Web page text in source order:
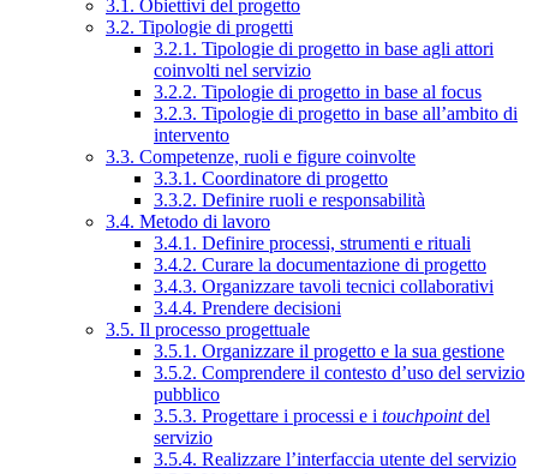
3.1. Obiettivi del progetto
3.2. Tipologie di progetti
3.2.1. Tipologie di progetto in base agli attori
coinvolti nel servizio
3.2.2. Tipologie di progetto in base al focus
3.2.3. Tipologie di progetto in base all’ambito di
intervento
3.3. Competenze, ruoli e figure coinvolte
3.3.1. Coordinatore di progetto
3.3.2. Definire ruoli e responsabilità
3.4. Metodo di lavoro
3.4.1. Definire processi, strumenti e rituali
3.4.2. Curare la documentazione di progetto
3.4.3. Organizzare tavoli tecnici collaborativi
3.4.4. Prendere decisioni
3.5. Il processo progettuale
3.5.1. Organizzare il progetto e la sua gestione
3.5.2. Comprendere il contesto d’uso del servizio
pubblico
3.5.3. Progettare i processi e i touchpointdel
servizio
3.5.4. Realizzare l’interfaccia utente del servizio